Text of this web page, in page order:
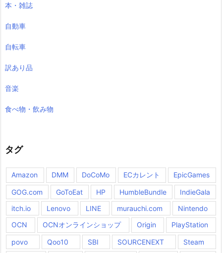
本・雑誌
自動車
自転車
訳あり品
音楽
食べ物・飲み物
タグ
Amazon DMM DoCoMo ECカレント EpicGames
GOG.com GoToEat HP HumbleBundle
IndieGala
itch.io
Lenovo LINE murauchi.com
Nintendo
OCN
OCNオンラインショップ Origin PlayStation
povo Qoo10 SBI SOURCENEXT
Steam